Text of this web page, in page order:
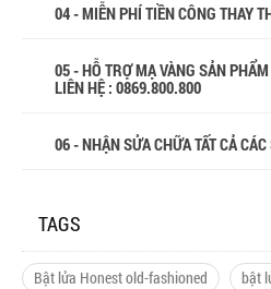
04 - MIỄN PHÍ TIỀN CÔNG THAY
05 - HỖ TRỢ MẠ VÀNG SẢN
LIÊN HỆ : 0869.800.800
06 - NHẬN SỬA CHỮA TẤT CẢ
TAGS
Bật lửa Honest old-fashioned
bật